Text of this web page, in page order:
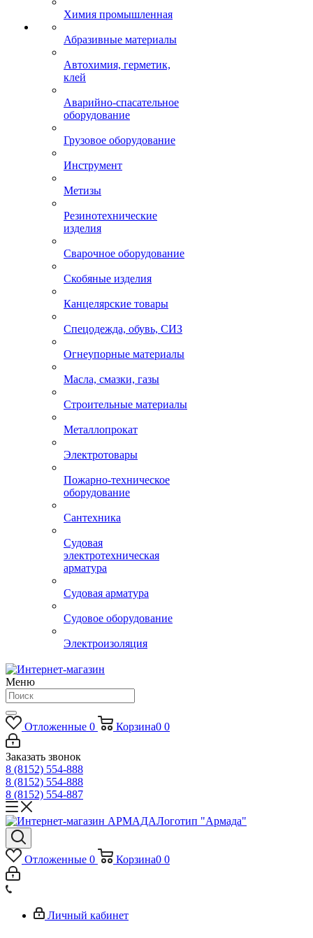
Химия промышленная
Абразивные материалы
Автохимия, герметик,
клей
Аварийно-спасательное
оборудование
Грузовое оборудование
Инструмент
Метизы
Резинотехнические
изделия
Сварочное оборудование
Скобяные изделия
Канцелярские товары
Спецодежда, обувь, СИЗ
Огнеупорные материалы
Масла, смазки, газы
Строительные материалы
Металлопрокат
Электротовары
Пожарно-техническое
оборудование
Сантехника
Судовая
электротехническая
арматура
Судовая арматура
Судовое оборудование
Электроизоляция
Меню
Отложенные 0 Корзина0 0
Заказать звонок
8 (8152) 554-888
8 (8152) 554-888
8 (8152) 554-887
Логотип "Армада"
Отложенные 0 Корзина0 0
Личный кабинет